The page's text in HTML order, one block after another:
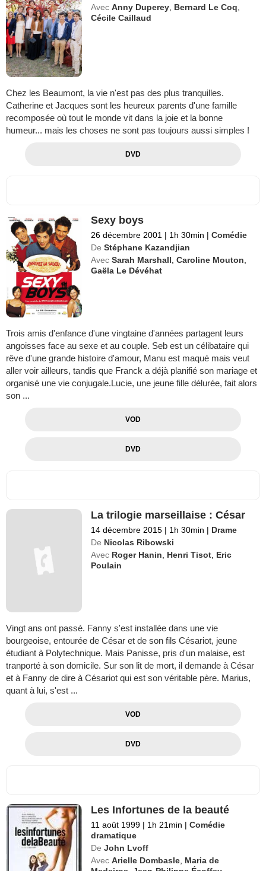
Avec Anny Duperey Bernard Le Coq
Cécile Caillaud
Chez les Beaumont, la vie n'est pas des plus tranquilles.
Catherine et Jacques sont les heureux parents d'une famille
recomposée où tout le monde vit dans la joie et la bonne
humeur... mais les choses ne sont pas toujours aussi simples !
DVD
Sexy boys
26 décembre 2001 | 1h 30min | Comédie
De Stéphane Kazandjian
Avec Sarah Marshall ,Caroline Mouton
Gaëla Le Dévéhat
Trois amis d'enfance d'une vingtaine d'années partagent leurs
angoisses face au sexe et au couple. Seb est un célibataire qui
rêve d'une grande histoire d'amour, Manu est maqué mais veut
aller voir ailleurs, tandis que Franck a déjà planifié son mariage et
organisé une vie conjugale.Lucie, une jeune fille délurée, fait alors
son ...
VOD
DVD
La trilogie marseillaise : César
14 décembre 2015 | 1h 30min | Drame
De Nicolas Ribowski
Avec Roger Hanin Henri Tisot Eric
Poulain
Vingt ans ont passé. Fanny s'est installée dans une vie
bourgeoise, entourée de César et de son fils Césariot, jeune
étudiant à Polytechnique. Mais Panisse, pris d'un malaise, est
tranporté à son domicile. Sur son lit de mort, il demande à César
et à Fanny de dire à Césariot qui est son véritable père. Marius,
quant à lui, s'est ...
VOD
DVD
Les Infortunes de la beauté
11 août 1999 | 1h 21min | Comédie
dramatique
De John Lvoff
Avec Arielle Dombasle Maria de